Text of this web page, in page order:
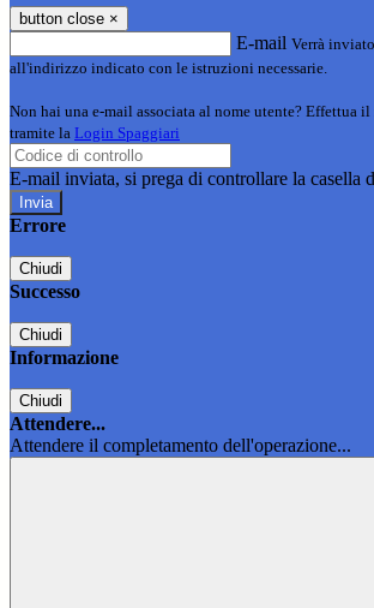
button close ×
E-mail Verrà
all'indirizzo indicato con le istruzioni necessarie.
Non hai una e-mail associata al nome utente? Effettua il
tramite la Login Spaggiari
E-mail inviata, si prega di controllare la casella
Errore
Chiudi
Successo
Chiudi
Informazione
Chiudi
Attendere...
Attendere il completamento dell'operazione...